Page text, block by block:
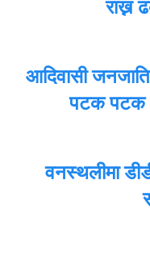
राख्न
आदिवासी
पटक पटक
वनस्थलीमा